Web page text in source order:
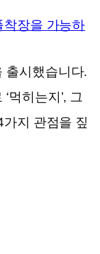
착장을 가능하
출시했습니다.
먹히는지’, 그
지 관점을 짚